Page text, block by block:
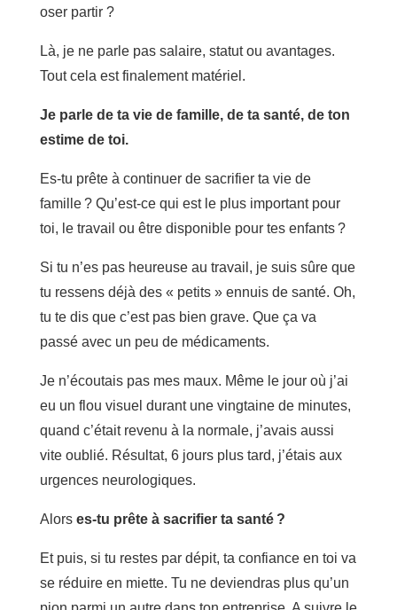
oser partir ?
Là, je ne parle pas salaire, statut ou avantages.
Tout cela est finalement matériel.
Je parle de ta vie de famille, de ta santé, de ton
estime de toi.
Es-tu prête à continuer de sacrifier ta vie de
famille ? Qu’est-ce qui est le plus important pour
toi, le travail ou être disponible pour tes enfants ?
Si tu n’es pas heureuse au travail, je suis sûre que
tu ressens déjà des « petits » ennuis de santé. Oh,
tu te dis que c’est pas bien grave. Que ça va
passé avec un peu de médicaments.
Je n’écoutais pas mes maux. Même le jour où j’ai
eu un flou visuel durant une vingtaine de minutes,
quand c’était revenu à la normale, j’avais aussi
vite oublié. Résultat, 6 jours plus tard, j’étais aux
urgences neurologiques.
Alorses-tu prête à sacrifier ta santé ?
Et puis, si tu restes par dépit, ta confiance en toi va
se réduire en miette. Tu ne deviendras plus qu’un